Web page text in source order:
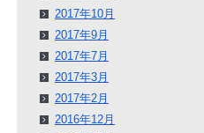
2017年10月
2017年9月
2017年7月
2017年3月
2017年2月
2016年12月